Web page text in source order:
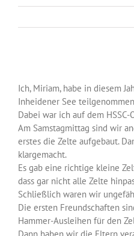
grösseres
Bild
Ich, Miriam, habe in diesem
Inheidener See
Dabei war ich auf dem HSSC-
Am Samstagmittag sind wir
erstes die Zelte aufgebaut.
klargemacht.
Es gab eine richtige kleine
dass gar nicht alle Zelte
Schließlich waren wir
Die ersten Freundschaften
Hammer-Ausleihen für den